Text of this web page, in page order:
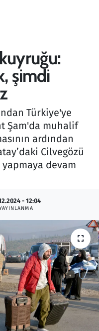
şimdi
Türkiye'ye
Şam'da muhalif
ardından
Cilvegözü
yapmaya devam
- 12:04